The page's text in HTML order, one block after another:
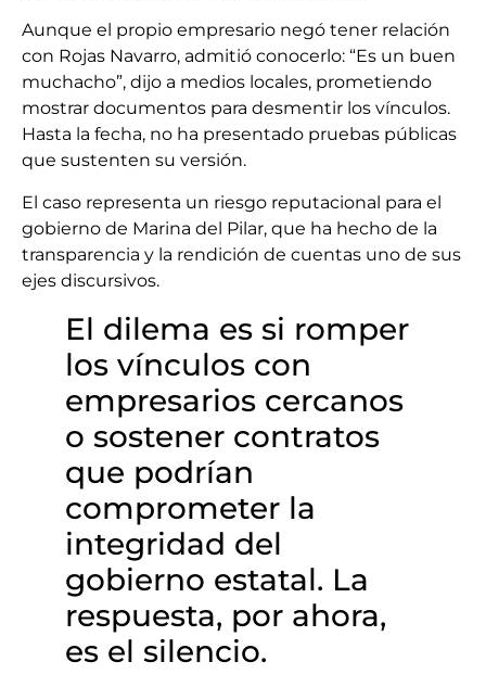
Aunque el propio empresario negó tener relación
con Rojas Navarro, admitió conocerlo: “Es un buen
muchacho”, dijo a medios locales, prometiendo
mostrar documentos para desmentir los vínculos.
Hasta la fecha, no ha presentado pruebas públicas
que sustenten su versión.
El caso representa un riesgo reputacional para el
gobierno de Marina del Pilar, que ha hecho de la
transparencia y la rendición de cuentas uno de sus
ejes discursivos.
El dilema es si romper
los vínculos con
empresarios cercanos
o sostener contratos
que podrían
comprometer la
integridad del
gobierno estatal. La
respuesta, por ahora,
es el silencio.